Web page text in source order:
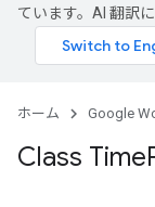
ています。AI 翻訳
ホーム Google
Class Time